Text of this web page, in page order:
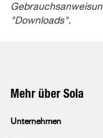
"Downloads".
Mehr über Sola
Unternehmen